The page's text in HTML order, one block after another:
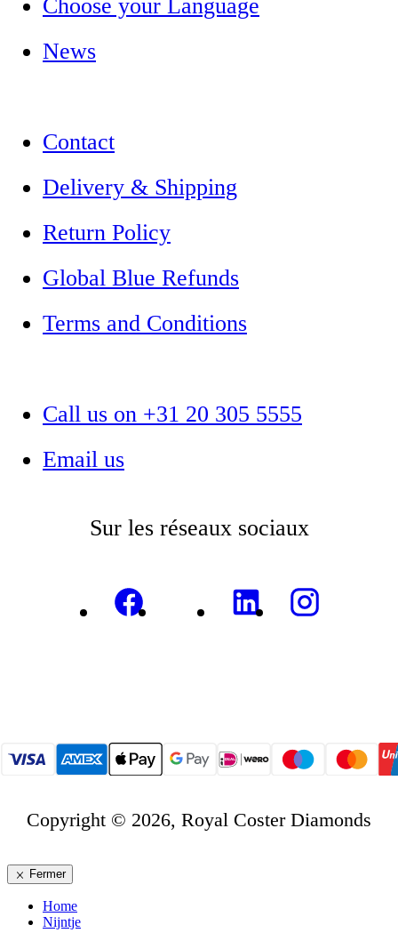
Choose your Language
News
Contact
Delivery & Shipping
Return Policy
Global Blue Refunds
Terms and Conditions
Call us on +31 20 305 5555
Email us
Sur les réseaux sociaux
Copyright © 2026, Royal Coster Diamonds
Fermer
Home
Nijntje